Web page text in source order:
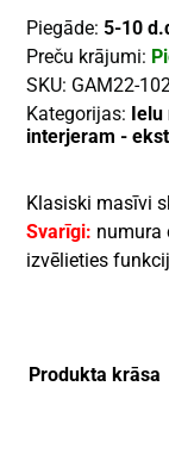
Piegāde:5-10
Preču krājumi:
SKU: GAM22-
Kategorijas:
interjeram -
Klasiski masīvi
Svarīgi: numura
izvēlieties
Produkta krāsa